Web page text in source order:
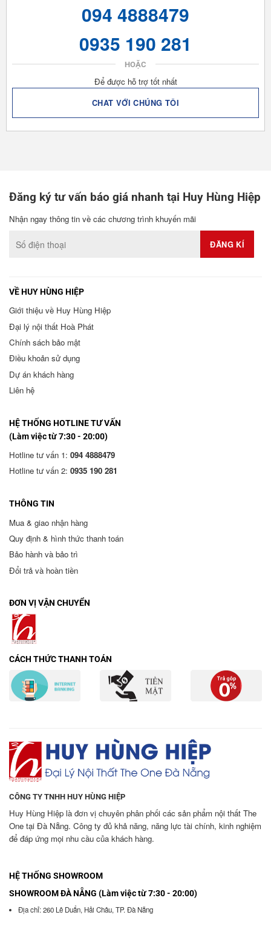
094 4888479
0935 190 281
HOẶC
Để được hỗ trợ tốt nhất
CHAT VỚI CHÚNG TÔI
Đăng ký tư vấn báo giá nhanh tại Huy Hùng Hiệp
Nhận ngay thông tin về các chương trình khuyến mãi
VỀ HUY HÙNG HIỆP
Giới thiệu về Huy Hùng Hiệp
Đại lý nội thất Hoà Phát
Chính sách bảo mật
Điều khoản sử dụng
Dự án khách hàng
Liên hệ
HỆ THỐNG HOTLINE TƯ VẤN
(Làm việc từ 7:30 - 20:00)
Hotline tư vấn 1: 094 4888479
Hotline tư vấn 2: 0935 190 281
THÔNG TIN
Mua & giao nhận hàng
Quy định & hình thức thanh toán
Bảo hành và bảo trì
Đổi trả và hoàn tiền
ĐƠN VỊ VẬN CHUYỂN
CÁCH THỨC THANH TOÁN
CÔNG TY TNHH HUY HÙNG HIỆP
Huy Hùng Hiệp là đơn vị chuyên phân phối các sản phẩm nội thất The
One tại Đà Nẵng. Công ty đủ khả năng, năng lực tài chính, kinh nghiệm
để đáp ứng mọi nhu cầu của khách hàng.
HỆ THỐNG SHOWROOM
SHOWROOM ĐÀ NẴNG (Làm việc từ 7:30 - 20:00)
Địa chỉ: 260 Lê Duẩn, Hải Châu, TP. Đà Nẵng